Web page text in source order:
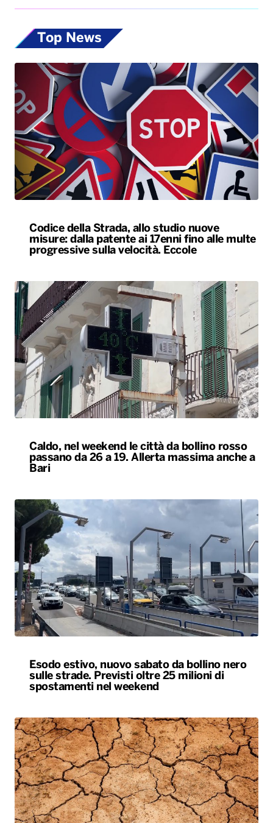
Top News
Codice della Strada, allo studio nuove
misure: dalla patente ai 17enni fino alle multe
progressive sulla velocità. Eccole
Caldo, nel weekend le città da bollino rosso
passano da 26 a 19. Allerta massima anche a
Bari
Esodo estivo, nuovo sabato da bollino nero
sulle strade. Previsti oltre 25 milioni di
spostamenti nel weekend